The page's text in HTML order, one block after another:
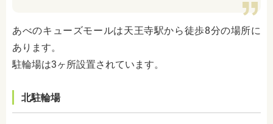
あべのキューズモールは天王寺駅から徒歩8分の場所に
あります。
駐輪場は3ヶ所設置されています。
北駐輪場